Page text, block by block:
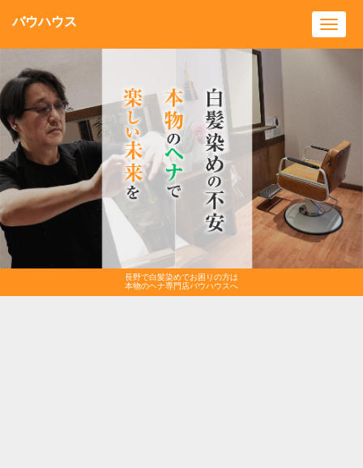
長野で白髪染めでお困りの方は
本物のヘナ専門店バウハウスへ
バウハウス